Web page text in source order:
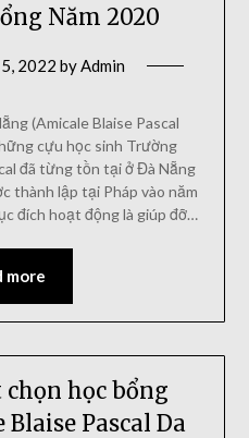
Năm 2020
2022 byAdmin
(Amicale Blaise Pascal
cựu học sinh Trường
đã từng tồn tại ở Đà Nẵng
thành lập tại Pháp vào năm
đích hoạt động là giúp đỡ…
more
học bổng
Blaise Pascal Da